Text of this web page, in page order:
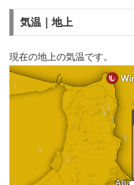
気温｜地上
現在の地上の気温です。